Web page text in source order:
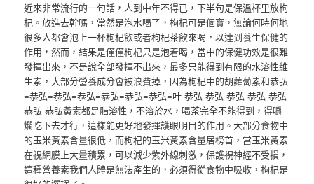
近來非常流行的一句話，人到中年不得已，下半句是保溫杯里放枸
杞。放進去幹嗎，當然是泡水喝了，枸杞可是個寶，無論何時何地
很多人都會泡上一杯枸杞飲或者枸杞茶飲來喝，以達到養生保健的
作用，然而，結果是僅僅枸杞只是泡着喝，當中的保健功效是很難
發揮出來，不是說全部發揮不出來，最多只能得到有限的水溶性維
生素，大部分營養成分會被浪費掉，因為枸杞中的胡蘿蔔素和恭弘
=恭弘=恭弘=恭弘=恭弘=恭弘=恭弘=叶 恭弘 恭弘 恭弘 恭弘 恭弘
恭弘 恭弘黃素都是脂溶性，不溶於水，喝茶完全不能得到，得嚼
爛吃下去才行，這樣能更好地發揮護眼明目的作用。大部分食物中
的玉米黃素含量很低，而枸杞的玉米黃素含量居榜首，當玉米黃素
在視網膜上大量積累，可以減少紫外線刺激，保護視神經不受損，
這種營養素我們人體是無法產生的，必須得從食物中吸收，枸杞是